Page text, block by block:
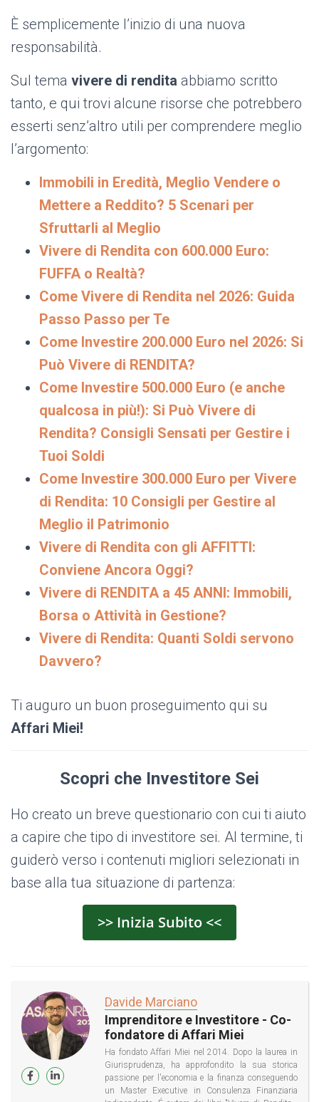
È semplicemente l’inizio di una nuova
responsabilità.
Sul tema vivere di rendita abbiamo scritto
tanto, e qui trovi alcune risorse che potrebbero
esserti senz’altro utili per comprendere meglio
l’argomento:
Immobili in Eredità, Meglio Vendere o
Mettere a Reddito? 5 Scenari per
Sfruttarli al Meglio
Vivere di Rendita con 600.000 Euro:
FUFFA o Realtà?
Come Vivere di Rendita nel 2026: Guida
Passo Passo per Te
Come Investire 200.000 Euro nel 2026: Si
Può Vivere di RENDITA?
Come Investire 500.000 Euro (e anche
qualcosa in più!): Si Può Vivere di
Rendita? Consigli Sensati per Gestire i
Tuoi Soldi
Come Investire 300.000 Euro per Vivere
di Rendita: 10 Consigli per Gestire al
Meglio il Patrimonio
Vivere di Rendita con gli AFFITTI:
Conviene Ancora Oggi?
Vivere di RENDITA a 45 ANNI: Immobili,
Borsa o Attività in Gestione?
Vivere di Rendita: Quanti Soldi servono
Davvero?
Ti auguro un buon proseguimento qui su
Affari Miei!
Scopri che Investitore Sei
Ho creato un breve questionario con cui ti aiuto
a capire che tipo di investitore sei. Al termine, ti
guiderò verso i contenuti migliori selezionati in
base alla tua situazione di partenza:
>> Inizia Subito <<
Davide Marciano
Imprenditore e Investitore - Co-
fondatore di Affari Miei
Ha fondato Affari Miei nel 2014. Dopo la laurea in
Giurisprudenza, ha approfondito la sua storica
passione per l'economia e la finanza conseguendo
un Master Executive in Consulenza Finanziaria